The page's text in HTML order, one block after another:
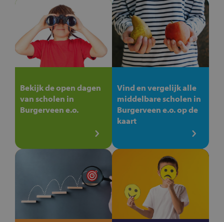
Bekijk de open dagen
van scholen in
Burgerveen e.o.
Vind en vergelijk alle
middelbare scholen in
Burgerveen e.o. op de
kaart